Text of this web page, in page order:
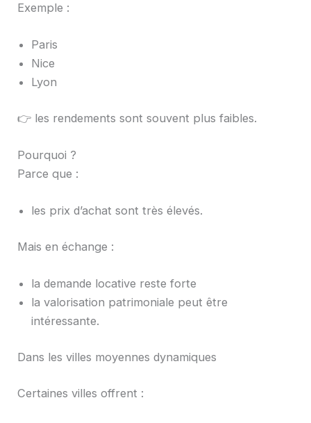
Exemple :
Paris
Nice
Lyon
👉 les rendements sont souvent plus faibles.
Pourquoi ?
Parce que :
les prix d’achat sont très élevés.
Mais en échange :
la demande locative reste forte
la valorisation patrimoniale peut être
intéressante.
Dans les villes moyennes dynamiques
Certaines villes offrent :